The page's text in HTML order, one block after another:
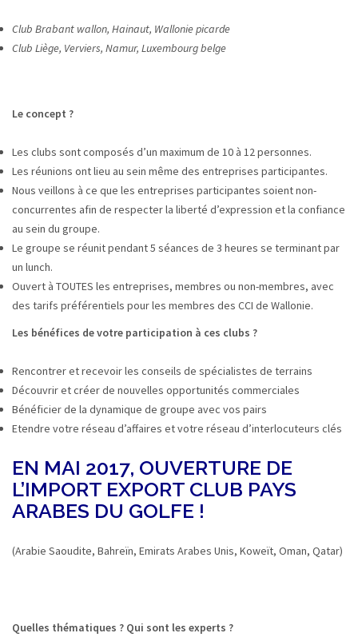
Club Brabant wallon, Hainaut, Wallonie picarde
Club Liège, Verviers, Namur, Luxembourg belge
Le concept ?
Les clubs sont composés d’un maximum de 10 à 12 personnes.
Les réunions ont lieu au sein même des entreprises participantes.
Nous veillons à ce que les entreprises participantes soient non-
concurrentes afin de respecter la liberté d’expression et la confiance
au sein du groupe.
Le groupe se réunit pendant 5 séances de 3 heures se terminant par
un lunch.
Ouvert à TOUTES les entreprises, membres ou non-membres, avec
des tarifs préférentiels pour les membres des CCI de Wallonie.
Les bénéfices de votre participation à ces clubs ?
Rencontrer et recevoir les conseils de spécialistes de terrains
Découvrir et créer de nouvelles opportunités commerciales
Bénéficier de la dynamique de groupe avec vos pairs
Etendre votre réseau d’affaires et votre réseau d’interlocuteurs clés
EN MAI 2017, OUVERTURE DE
L’IMPORT EXPORT CLUB PAYS
ARABES DU GOLFE !
(Arabie Saoudite, Bahreïn, Emirats Arabes Unis, Koweït, Oman, Qatar)
Quelles thématiques ? Qui sont les experts ?